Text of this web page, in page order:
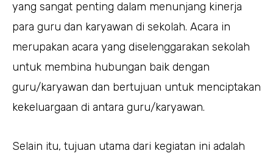
yang sangat penting dalam menunjang kinerja
para guru dan karyawan di sekolah. Acara in
merupakan acara yang diselenggarakan sekolah
untuk membina hubungan baik dengan
guru/karyawan dan bertujuan untuk menciptakan
kekeluargaan di antara guru/karyawan.
Selain itu, tujuan utama dari kegiatan ini adalah